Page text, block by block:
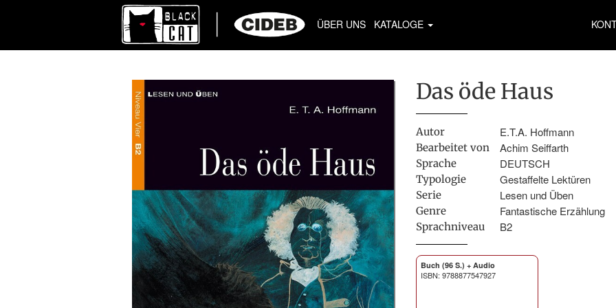
ÜBER UNS KATALOGE
Das öde Haus
Autor E.T.A. Hoffmann
Bearbeitet von Achim Seiffarth
Sprache DEUTSCH
Typologie Gestaffelte Lektüren
Serie Lesen und Üben
Genre Fantastische Erzählung
Sprachniveau B2
Buch (96 S.) + Audio
ISBN: 9788877547927